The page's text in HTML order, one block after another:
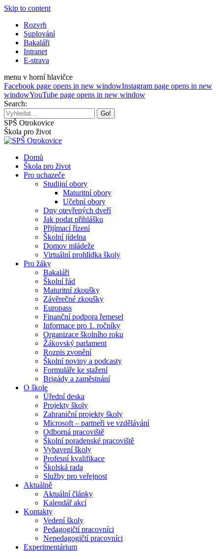
Skip to content
Rozvrh
Suplování
Bakaláři
Intranet
E-strava
menu v horní hlavičce
Facebook page opens in new windowInstagram page opens in new
windowYouTube page opens in new window
Search:
SPŠ Otrokovice
Škola pro život
Domů
Škola pro život
Pro uchazeče
Studijní obory
Maturitní obory
Učební obory
Dny otevřených dveří
Jak podat přihlášku
Přijímací řízení
Školní jídelna
Domov mládeže
Virtuální prohlídka školy
Pro žáky
Bakaláři
Školní řád
Maturitní zkoušky
Závěrečné zkoušky
Europass
Finanční podpora řemesel
Informace pro 1. ročníky
Organizace školního roku
Žákovský parlament
Rozpis zvonění
Školní noviny a podcasty
Formuláře ke stažení
Brigády a zaměstnání
O škole
Úřední deska
Projekty školy
Zahraniční projekty školy
Microsoft – partneři ve vzdělávání
Odborná pracoviště
Školní poradenské pracoviště
Vybavení školy
Profesní kvalifikace
Školská rada
Služby pro veřejnost
Aktuálně
Aktuální články
Kalendář akcí
Kontakty
Vedení školy
Pedagogičtí pracovníci
Nepedagogičtí pracovníci
Experimentárium